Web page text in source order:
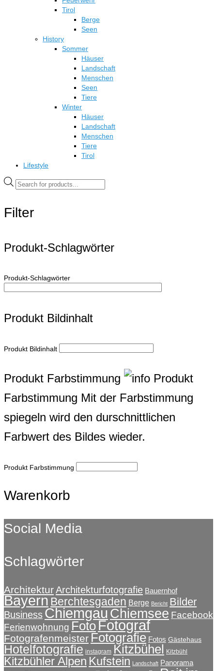
Tirol
Berge
Seen
History
Sommer
Häuser
Landschaft
Menschen
Seen
Tiere
Winter
Häuser
Landschaft
Menschen
Tiere
Tirol
Lifestyle
Products
search
Filter
Produkt-Schlagwörter
Produkt-Schlagwörter
Produkt Bildinhalt
Produkt Bildinhalt
Produkt Farbstimmung
Produkt
Farbstimmung Mit der Farbstimmung
spiegeln wird den durschnittlichen
Farbwert des Bildes wieder.
Produkt Farbstimmung
Warenkorb
Social Media
Schlagwörter
ArchitekturArchitekturfotografie Bauernhof
Bayern Berchtesgaden Berge Bericht Bilder
Business Chiemgau Chiemsee Facebook
Ferienwohnung Foto Fotograf
Fotografenmeister Fotografie Fotos Gästehaus
Hotelfotografie instagram Kitzbühel Kitzbühl
Kitzbühler Alpen Kufstein Landschaft Panorama